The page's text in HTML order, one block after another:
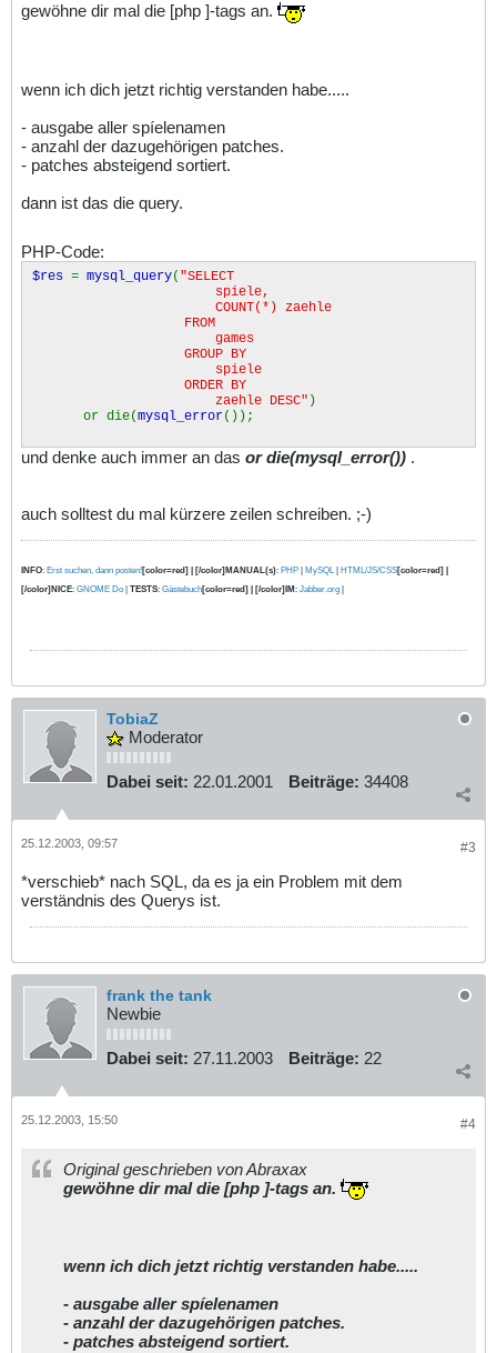
gewöhne dir mal die [php ]-tags an.
wenn ich dich jetzt richtig verstanden habe.....
- ausgabe aller spíelenamen
- anzahl der dazugehörigen patches.
- patches absteigend sortiert.
dann ist das die query.
PHP-Code:
$res = mysql_query( "SELECT
spiele,
COUNT(*) zaehle
FROM
games
GROUP BY
spiele
ORDER BY
zaehle DESC" )
or die(mysql_error());
und denke auch immer an das or die(mysql_error()) .
auch solltest du mal kürzere zeilen schreiben. ;-)
INFO: Erst suchen, dann posten![color=red] | [/color]MANUAL(s): PHP | MySQL | HTML/JS/CSS[color=red] |
[/color]NICE: GNOME Do | TESTS: Gästebuch[color=red] | [/color]IM: Jabber.org |
TobiaZ
Moderator
Dabei seit: 22.01.2001 Beiträge: 34408
#3
25.12.2003, 09:57
*verschieb* nach SQL, da es ja ein Problem mit dem
verständnis des Querys ist.
frank the tank
Newbie
Dabei seit: 27.11.2003 Beiträge: 22
#4
25.12.2003, 15:50
Original geschrieben von Abraxax
gewöhne dir mal die [php ]-tags an.
wenn ich dich jetzt richtig verstanden habe.....
- ausgabe aller spíelenamen
- anzahl der dazugehörigen patches.
- patches absteigend sortiert.